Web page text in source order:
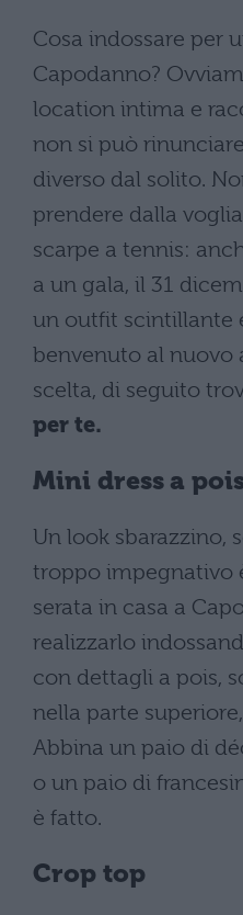
Cosa indossare per
Capodanno?
location intima e
non si può
diverso dal solito.
prendere dalla
scarpe a tennis:
a un gala, il 31
un outfit scintillante
benvenuto al nuovo
scelta, di seguito
per te.
Mini dress a
Un look sbarazzino,
troppo impegnativo
serata in casa a
realizzarlo
con dettagli a pois,
nella parte
Abbina un paio di
o un paio di
è fatto.
Crop top